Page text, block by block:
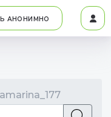
АНОНИМНО